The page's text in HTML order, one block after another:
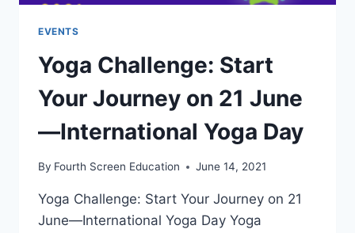
EVENTS
Yoga Challenge: Start
Your Journey on 21 June
—International Yoga Day
By Fourth Screen Education June 14, 2021
Yoga Challenge: Start Your Journey on 21
June—International Yoga Day Yoga